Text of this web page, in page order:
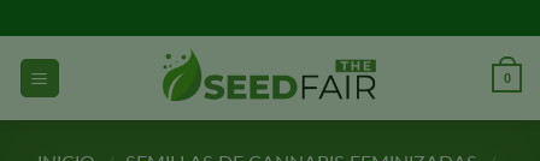
al
contenido
0